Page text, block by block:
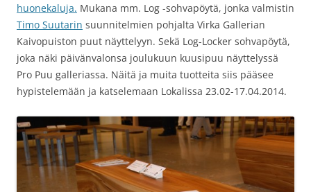
huonekaluja. Mukana mm. Log -sohvapöytä, jonka valmistin
Timo Suutarin suunnitelmien pohjalta Virka Gallerian
Kaivopuiston puut näyttelyyn. Sekä Log-Locker sohvapöytä,
joka näki päivänvalonsa joulukuun kuusipuu näyttelyssä
Pro Puu galleriassa. Näitä ja muita tuotteita siis pääsee
hypistelemään ja katselemaan Lokalissa 23.02-17.04.2014.